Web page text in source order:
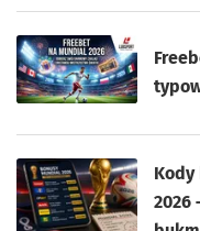
2026